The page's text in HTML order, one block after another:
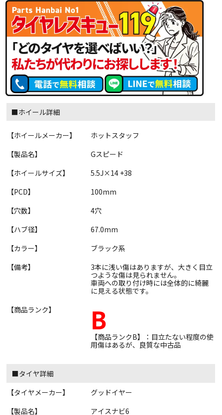
■ホイール詳細
【ホイールメーカー】
ホットスタッフ
【製品名】
Gスピード
【ホイールサイズ】
5.5J×14 +38
【PCD】
100mm
【穴数】
4穴
【ハブ径】
67.0mm
【カラー】
ブラック系
【備考】
3本に浅い傷はありますが、大きく目立
つような傷は見られません。
車両への取り付け時には全体的に綺麗
に見える状態です。
【商品ランク】
B
【商品ランクB】：目立たない程度の使
用傷はあるが、良質な中古品
■タイヤ詳細
【タイヤメーカー】
グッドイヤー
【製品名】
アイスナビ6